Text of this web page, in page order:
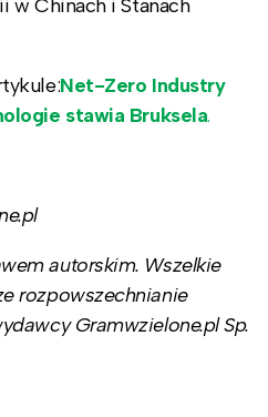
Chinach i Stanach
Net-Zero Industry
stawia Bruksela.
autorskim. Wszelkie
rozpowszechnianie
Gramwzielone.pl Sp.